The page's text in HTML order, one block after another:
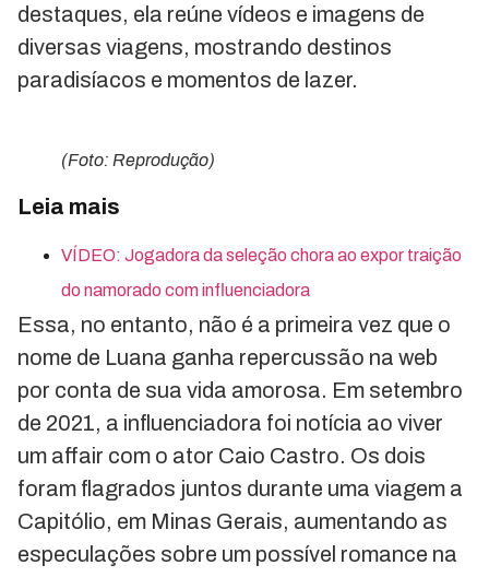
destaques, ela reúne vídeos e imagens de
diversas viagens, mostrando destinos
paradisíacos e momentos de lazer.
(Foto: Reprodução)
Leia mais
VÍDEO: Jogadora da seleção chora ao expor traição
do namorado com influenciadora
Essa, no entanto, não é a primeira vez que o
nome de Luana ganha repercussão na web
por conta de sua vida amorosa. Em setembro
de 2021, a influenciadora foi notícia ao viver
um affair com o ator Caio Castro. Os dois
foram flagrados juntos durante uma viagem a
Capitólio, em Minas Gerais, aumentando as
especulações sobre um possível romance na